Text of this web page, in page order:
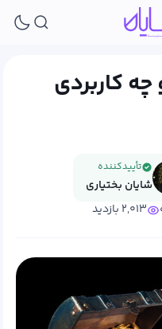
کاربردی
تأییدکننده
شایان بختیاری
۲,۰۱۳ بازدید